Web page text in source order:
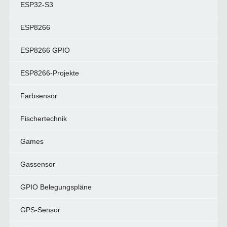
ESP32-S3
ESP8266
ESP8266 GPIO
ESP8266-Projekte
Farbsensor
Fischertechnik
Games
Gassensor
GPIO Belegungspläne
GPS-Sensor